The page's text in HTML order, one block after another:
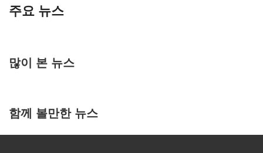
주요 뉴스
많이 본 뉴스
함께 볼만한 뉴스